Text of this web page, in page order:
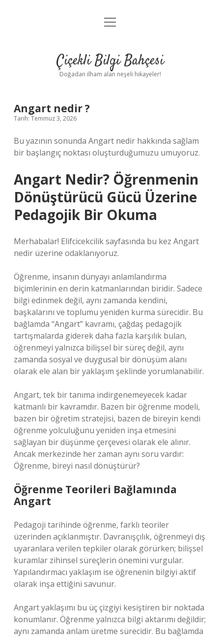
Anasayfa
Yasal Uyarı
menüyü
Çiçekli Bilgi Bahçesi
Doğadan ilham alan neşeli hikayeler!
Angart nedir ?
Tarih: Temmuz 3, 2026
Bu yazının sonunda Angart nedir hakkında sağlam
bir başlangıç noktası oluşturduğumuzu umuyoruz.
Angart Nedir? Öğrenmenin
Dönüştürücü Gücü Üzerine
Pedagojik Bir Okuma
Merhabalar! Elifcicekcilik sayfasında bu kez Angart
nedir üzerine odaklanıyoruz.
Öğrenme, insanın dünyayı anlamlandırma
biçimlerinin en derin katmanlarından biridir. Sadece
bilgi edinmek değil, aynı zamanda kendini,
başkalarını ve toplumu yeniden kurma sürecidir. Bu
bağlamda “Angart” kavramı, çağdaş pedagojik
tartışmalarda giderek daha fazla karşılık bulan,
öğrenmeyi yalnızca bilişsel bir süreç değil, aynı
zamanda sosyal ve duygusal bir dönüşüm alanı
olarak ele alan bir yaklaşım şeklinde yorumlanabilir.
Angart, tek bir tanıma indirgenemeyecek kadar
katmanlı bir kavramdır. Bazen bir öğrenme modeli,
bazen bir öğretim stratejisi, bazen de bireyin kendi
öğrenme yolculuğunu yeniden inşa etmesini
sağlayan bir düşünme çerçevesi olarak ele alınır.
Ancak merkezinde her zaman aynı soru vardır:
Öğrenme, bireyi nasıl dönüştürür?
Öğrenme Teorileri Bağlamında
Angart
Pedagoji tarihinde öğrenme, farklı teoriler
üzerinden açıklanmıştır. Davranışçılık, öğrenmeyi dış
uyaranlara verilen tepkiler olarak görürken; bilişsel
kuramlar zihinsel süreçlerin önemini vurgular.
Yapılandırmacı yaklaşım ise öğrenenin bilgiyi aktif
olarak inşa ettiğini savunur.
Angart yaklaşımı bu üç çizgiyi kesiştiren bir noktada
konumlanır. Öğrenme yalnızca bilgi aktarımı değildir;
aynı zamanda anlam üretme sürecidir. Bu bağlamda